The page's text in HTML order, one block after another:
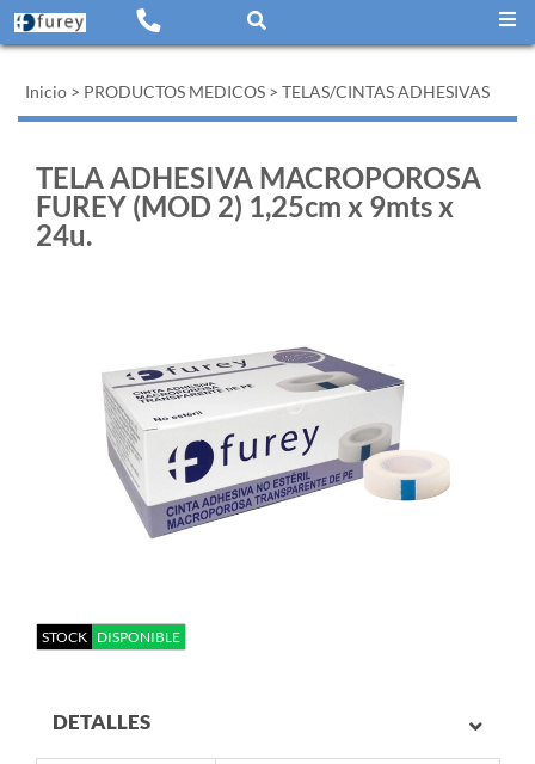
Inicio > PRODUCTOS MEDICOS > TELAS/CINTAS ADHESIVAS
TELA ADHESIVA MACROPOROSA
FUREY (MOD 2) 1,25cm x 9mts x
24u.
STOCK DISPONIBLE
DETALLES